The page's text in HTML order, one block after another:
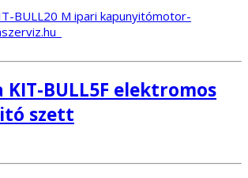
KIT-BULL5F elektromos
szett